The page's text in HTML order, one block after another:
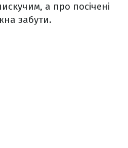
а про посічені
забути.